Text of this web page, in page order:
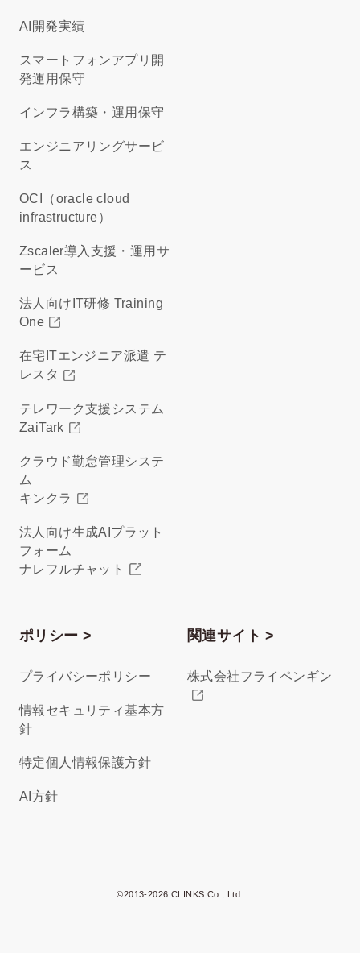
AI開発実績
スマートフォンアプリ開
発運用保守
インフラ構築・運用保守
エンジニアリングサービ
ス
OCI（oracle cloud
infrastructure）
Zscaler導入支援・運用サ
ービス
法人向けIT研修 Training
One
在宅ITエンジニア派遣 テ
レスタ
テレワーク支援システム
ZaiTark
クラウド勤怠管理システ
ム
キンクラ
法人向け生成AIプラット
フォーム
ナレフルチャット
ポリシー >
プライバシーポリシー
情報セキュリティ基本方
針
特定個人情報保護方針
AI方針
関連サイト >
株式会社フライペンギン
©2013-2026 CLINKS Co., Ltd.